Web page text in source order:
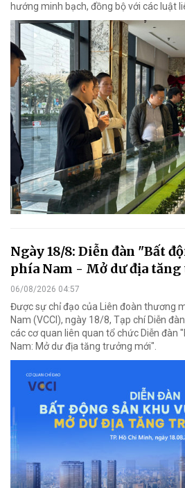
hướng minh bạch, đồng bộ với các luật
Ngày 18/8: Diễn đàn "Bất
phía Nam - Mở dư địa
06/08/2026 04:57
Được sự chỉ đạo của Liên đoàn thương
Nam (VCCI), ngày 18/8, Tạp chí Diễn
các cơ quan liên quan tổ chức Diễn đàn
Nam: Mở dư địa tăng trưởng mới".